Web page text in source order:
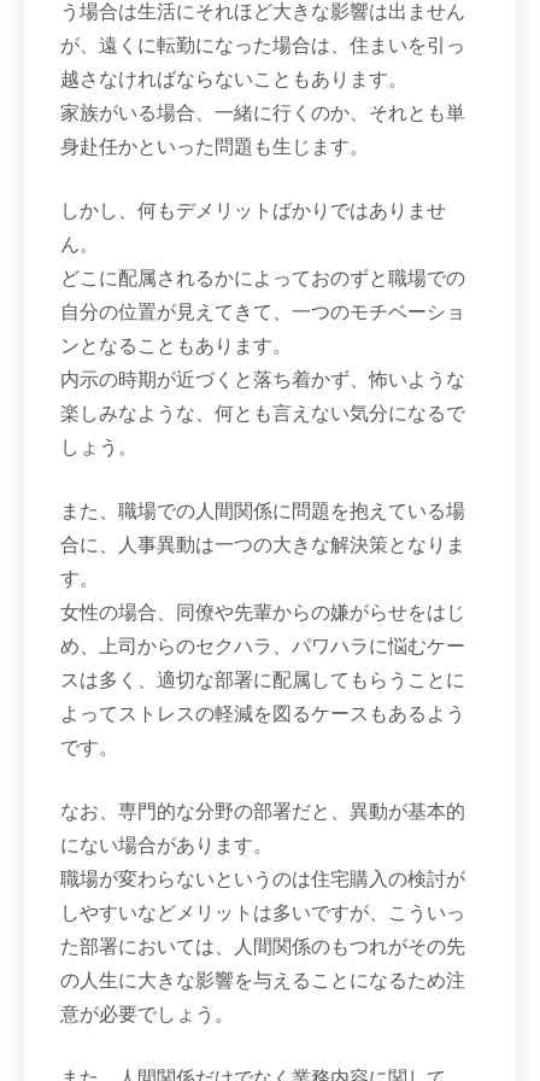
う場合は生活にそれほど大きな影響は出ません
が、遠くに転勤になった場合は、住まいを引っ
越さなければならないこともあります。
家族がいる場合、一緒に行くのか、それとも単
身赴任かといった問題も生じます。
しかし、何もデメリットばかりではありませ
ん。
どこに配属されるかによっておのずと職場での
自分の位置が見えてきて、一つのモチベーショ
ンとなることもあります。
内示の時期が近づくと落ち着かず、怖いような
楽しみなような、何とも言えない気分になるで
しょう。
また、職場での人間関係に問題を抱えている場
合に、人事異動は一つの大きな解決策となりま
す。
女性の場合、同僚や先輩からの嫌がらせをはじ
め、上司からのセクハラ、パワハラに悩むケー
スは多く、適切な部署に配属してもらうことに
よってストレスの軽減を図るケースもあるよう
です。
なお、専門的な分野の部署だと、異動が基本的
にない場合があります。
職場が変わらないというのは住宅購入の検討が
しやすいなどメリットは多いですが、こういっ
た部署においては、人間関係のもつれがその先
の人生に大きな影響を与えることになるため注
意が必要でしょう。